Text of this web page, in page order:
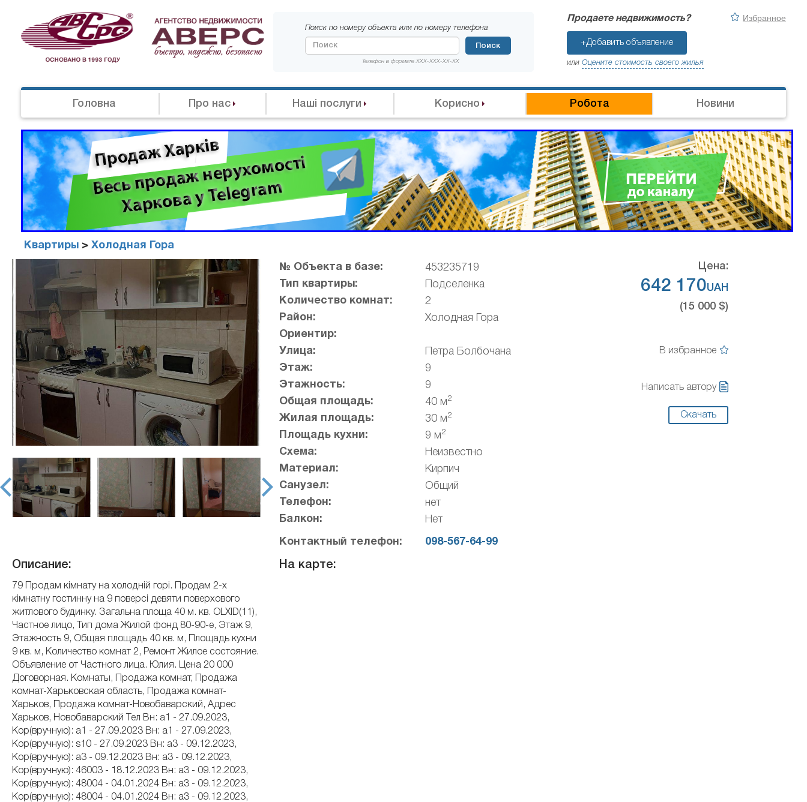
Поиск по номеру объекта или по номеру телефона
Телефон в формате XXX-XXX-XX-XX
Поиск
Продаете недвижимость?
+Добавить объявление
или Оцените стоимость своего жилья
Избранное
Головна Про нас Наші послуги Корисно Робота Новини
Квартиры > Холодная Гора
Агенство
недвижимости
"Аверс"
prev
next
№ Объекта в базе: 453235719
Тип квартиры: Подселенка
Количество комнат: 2
Район: Холодная Гора
Ориентир:
Улица:
Петра Болбочана
Этаж: 9
Этажность: 9
Общая площадь: 40 м2
Жилая площадь: 30 м2
Площадь кухни: 9 м2
Схема: Неизвестно
Материал: Кирпич
Санузел: Общий
Телефон: нет
Балкон: Нет
Контактный телефон: 098-567-64-99
Цена:
642 170UAH
(15 000 $)
В избранное
Написать автору
Скачать
Описание:
79 Продам кімнату на холодній горі. Продам 2-х
кімнатну гостинну на 9 поверсі девяти поверхового
житлового будинку. Загальна площа 40 м. кв. OLXID(11),
Частное лицо, Тип дома Жилой фонд 80-90-е, Этаж 9,
Этажность 9, Общая площадь 40 кв. м, Площадь кухни
9 кв. м, Количество комнат 2, Ремонт Жилое состояние.
Объявление от Частного лица. Юлия. Цена 20 000
Договорная. Комнаты, Продажа комнат, Продажа
комнат-Харьковская область, Продажа комнат-
Харьков, Продажа комнат-Новобаварский, Адрес
Харьков, Новобаварский Тел Вн: a1 - 27.09.2023,
Кор(вручную): a1 - 27.09.2023 Вн: a1 - 27.09.2023,
Кор(вручную): s10 - 27.09.2023 Вн: a3 - 09.12.2023,
Кор(вручную): a3 - 09.12.2023 Вн: a3 - 09.12.2023,
Кор(вручную): 46003 - 18.12.2023 Вн: a3 - 09.12.2023,
Кор(вручную): 48004 - 04.01.2024 Вн: a3 - 09.12.2023,
Кор(вручную): 48004 - 04.01.2024 Вн: a3 - 09.12.2023,
На карте: